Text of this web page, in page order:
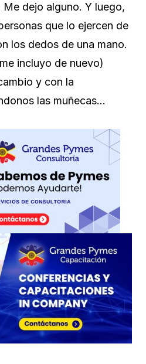
dejo alguno. Y luego,
que lo ejercen de
los dedos de una mano.
incluyo de nuevo)
y con la
las muñecas…